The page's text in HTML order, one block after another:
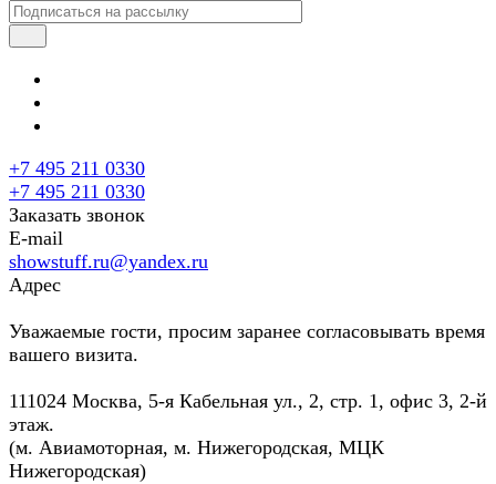
+7 495 211 0330
+7 495 211 0330
Заказать звонок
E-mail
showstuff.ru@yandex.ru
Адрес
Уважаемые гости, просим заранее согласовывать время
вашего визита.
111024 Москва, 5-я Кабельная ул., 2, стр. 1, офис 3, 2-й
этаж.
(м. Авиамоторная, м. Нижегородская, МЦК
Нижегородская)